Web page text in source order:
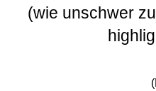
(wie unschwer